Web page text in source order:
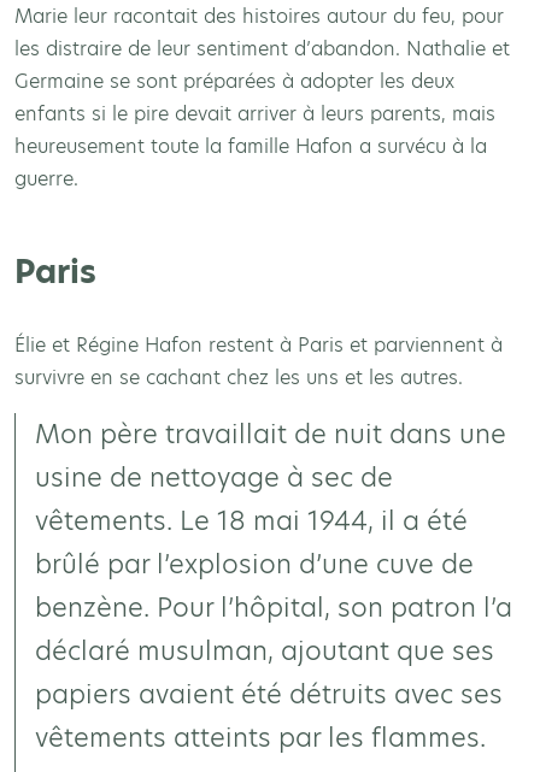
Marie leur racontait des histoires autour du feu, pour
les distraire de leur sentiment d’abandon. Nathalie et
Germaine se sont préparées à adopter les deux
enfants si le pire devait arriver à leurs parents, mais
heureusement toute la famille Hafon a survécu à la
guerre.
Paris
Élie et Régine Hafon restent à Paris et parviennent à
survivre en se cachant chez les uns et les autres.
Mon père travaillait de nuit dans une
usine de nettoyage à sec de
vêtements. Le 18 mai 1944, il a été
brûlé par l’explosion d’une cuve de
benzène. Pour l’hôpital, son patron l’a
déclaré musulman, ajoutant que ses
papiers avaient été détruits avec ses
vêtements atteints par les flammes.